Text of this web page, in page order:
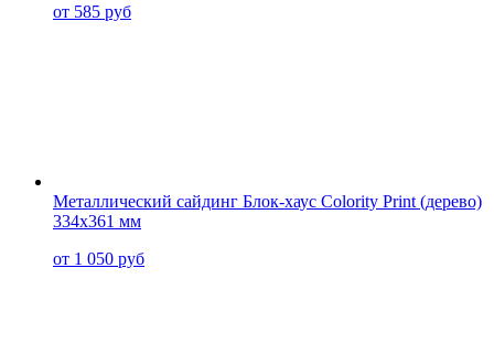
от 585 руб
Металлический сайдинг Блок-хаус Colority Print (дерево)
334x361 мм
от 1 050 руб